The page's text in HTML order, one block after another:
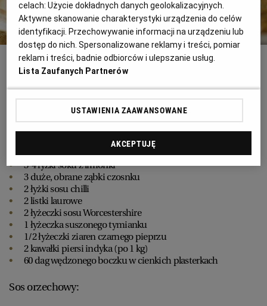
Fot. Jarosław Madejski
Pierś z indyka z meksykańskim sosem
orzechowym
1 spora garść natki pietruszki
1/4 szklanki oliwy
3-4 łyżki soku z limonki
3 duże, obrane ząbki czosnku
2 łyżki sosu chilli
2 listki laurowe
2 łyżeczki sosu Worcestershire
1 łyżeczka suszonego tymianku
1/2 łyżeczki ziaren czarnego pieprzu
2 kawałki piersi indyka (po 1 kg)
60 dag wędzonego boczku w cienkich plasterkach
Sos orzechowy:
celach:Użycie dokładnych danych geolokalizacyjnych.
Aktywne skanowanie charakterystyki urządzenia do celów
identyfikacji. Przechowywanie informacji na urządzeniu lub
dostęp do nich. Spersonalizowane reklamy i treści, pomiar
reklam i treści, badnie odbiorców i ulepszanie usług.
Lista Zaufanych Partnerów
USTAWIENIA ZAAWANSOWANE
AKCEPTUJĘ